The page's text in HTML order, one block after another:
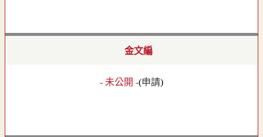
金文編
- 未公開 -(申請)